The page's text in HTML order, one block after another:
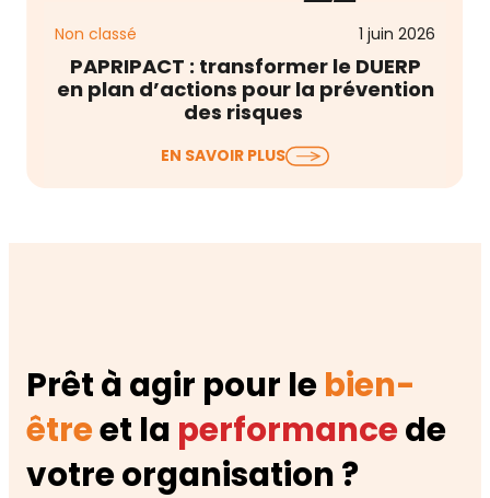
Non classé 1 juin 2026
PAPRIPACT : transformer le DUERP
en plan d’actions pour la prévention
des risques
Le Document Unique d’Évaluation des Risques
Professionnels (DUERP) est à jour, les risques sont
listés,…
EN SAVOIR PLUS
Prêt à agir pour lebien-
êtreet la performancede
votre organisation ?